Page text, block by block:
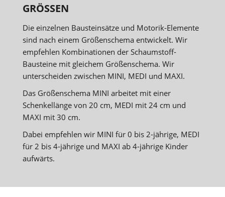
GRÖSSEN
Die einzelnen Bausteinsätze und Motorik-Elemente
sind nach einem Größenschema entwickelt. Wir
empfehlen Kombinationen der Schaumstoff-
Bausteine mit gleichem Größenschema. Wir
unterscheiden zwischen MINI, MEDI und MAXI.
Das Größenschema MINI arbeitet mit einer
Schenkellänge von 20 cm, MEDI mit 24 cm und
MAXI mit 30 cm.
Dabei empfehlen wir MINI für 0 bis 2-jährige, MEDI
für 2 bis 4-jährige und MAXI ab 4-jährige Kinder
aufwärts.